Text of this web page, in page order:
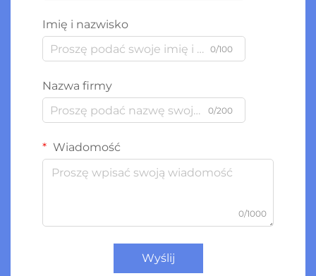
Imię i nazwisko
0/100
Nazwa firmy
0/200
Wiadomość
0/1000
Wyślij